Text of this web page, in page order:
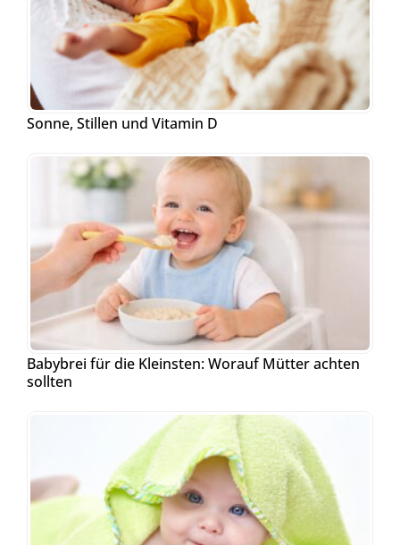
Sonne, Stillen und Vitamin D
Babybrei für die Kleinsten: Worauf Mütter achten
sollten